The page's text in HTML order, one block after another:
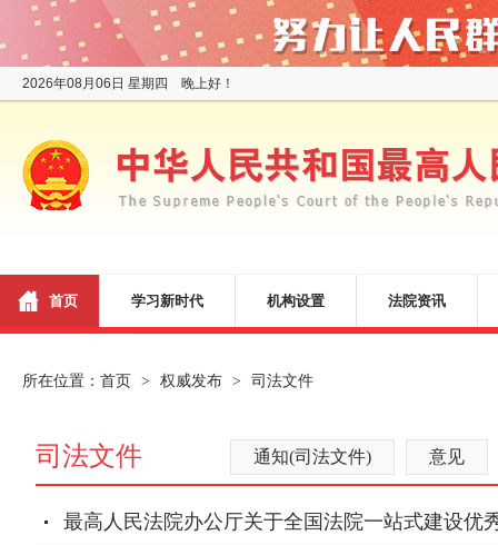
2026年08月06日 星期四 晚上好！
首页 学习新时代 机构设置 法院资讯
所在位置： 首页 > 权威发布 > 司法文件
司法文件 通知(司法文件) 意见
最高人民法院办公厅关于全国法院一站式建设优